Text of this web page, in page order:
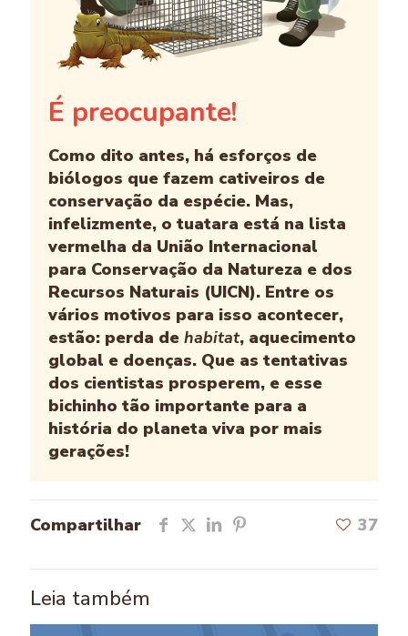
É preocupante!
Como dito antes, há esforços de
biólogos que fazem cativeiros de
conservação da espécie. Mas,
infelizmente, o tuatara está na lista
vermelha da União Internacional
para Conservação da Natureza e dos
Recursos Naturais (UICN). Entre os
vários motivos para isso acontecer,
estão: perda de habitat, aquecimento
global e doenças. Que as tentativas
dos cientistas prosperem, e esse
bichinho tão importante para a
história do planeta viva por mais
gerações!
Compartilhar 37
Leia também